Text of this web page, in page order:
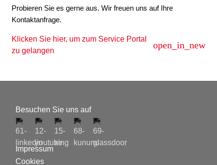
Probieren Sie es gerne aus. Wir freuen uns auf Ihre
Kontaktanfrage.
Klicken Sie hier, um zum Service Portal
zu gelangen
open_in_new
Besuchen Sie uns auf
Impressum
Cookies